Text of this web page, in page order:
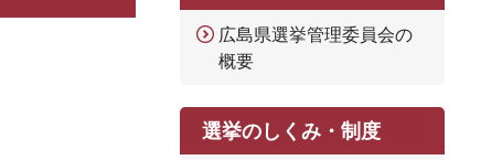
広島県選挙管理委員会の
概要
選挙のしくみ・制度